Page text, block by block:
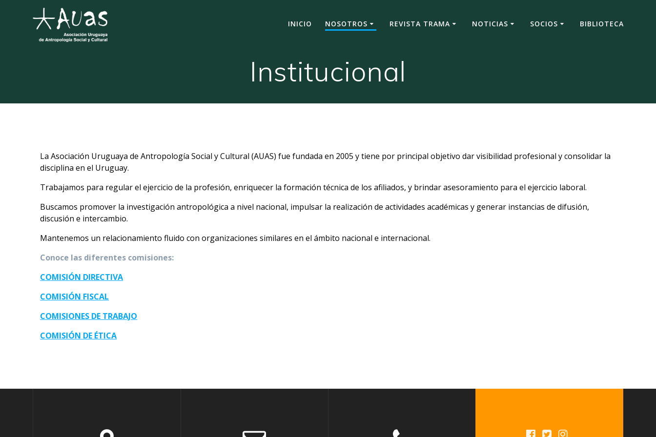
INICIO NOSOTROS REVISTA TRAMA NOTICIAS SOCIOS BIBLIOTECA
Institucional
La Asociación Uruguaya de Antropología Social y Cultural (AUAS) fue fundada en 2005 y tiene por principal objetivo dar visibilidad profesional y consolidar la
disciplina en el Uruguay.
Trabajamos para regular el ejercicio de la profesión, enriquecer la formación técnica de los afiliados, y brindar asesoramiento para el ejercicio laboral.
Buscamos promover la investigación antropológica a nivel nacional, impulsar la realización de actividades académicas y generar instancias de difusión,
discusión e intercambio.
Mantenemos un relacionamiento fluido con organizaciones similares en el ámbito nacional e internacional.
Conoce las diferentes comisiones:
COMISIÓN DIRECTIVA
COMISIÓN FISCAL
COMISIONES DE TRABAJO
COMISIÓN DE ÉTICA